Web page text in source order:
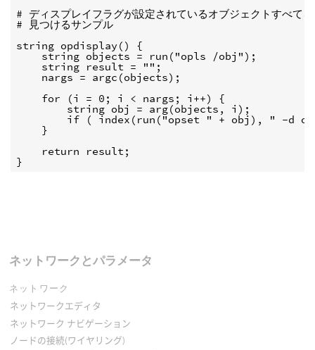
# ディスプレイフラグが設定されているオブジェクトすべてを
# 見つけるサンプル
string opdisplay() {
    string objects = run("opls /obj");
    string result = "";
    nargs = argc(objects);
    for (i = 0; i < nargs; i++) {
        string obj = arg(objects, i);
if ( index(run("opset " + obj), " -d
    }
    return result;
}
ネットワークとパラメータ
ネットワーク
ネットワークエディタ
ネットワーク ナビゲーション
ノードの接続(ワイヤリング)